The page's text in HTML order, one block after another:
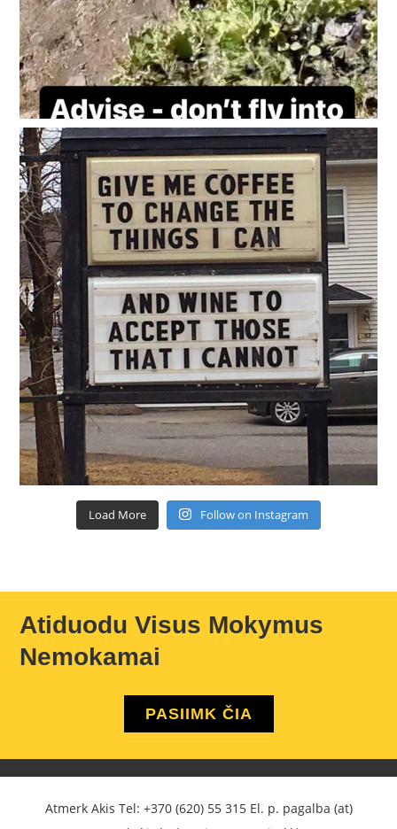
Load More Follow on Instagram
Atiduodu Visus Mokymus
Nemokamai
PASIIMK ČIA
Atmerk Akis Tel: +370 (620) 55 315El. p. pagalba (at)